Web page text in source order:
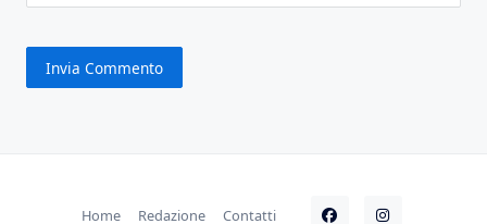
Home Redazione Contatti